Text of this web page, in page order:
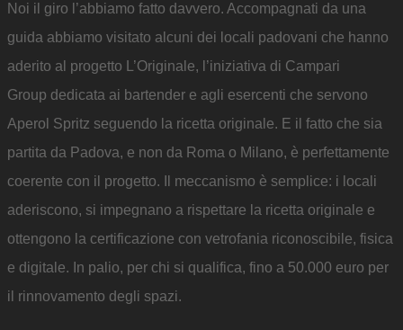
Noi il giro l’abbiamo fatto davvero. Accompagnati da una
guida abbiamo visitato alcuni dei locali padovani che hanno
aderito al progetto L’Originale, l’iniziativa di Campari
Group dedicata ai bartender e agli esercenti che servono
Aperol Spritz seguendo la ricetta originale. E il fatto che sia
partita da Padova, e non da Roma o Milano, è perfettamente
coerente con il progetto.
Il meccanismo è semplice: i locali
aderiscono, si impegnano a rispettare la ricetta originale e
ottengono la certificazione con vetrofania riconoscibile, fisica
e digitale. In palio, per chi si qualifica, fino a 50.000 euro per
il rinnovamento degli spazi.